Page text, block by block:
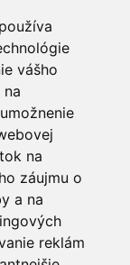
vášho
na
záujmu o
a na
reklám
/ CEO